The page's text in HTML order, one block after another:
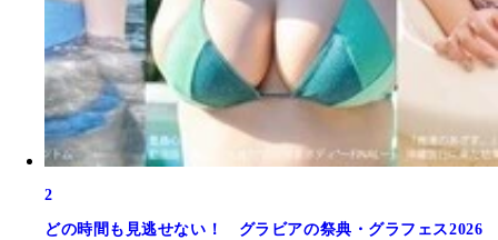
2
どの時間も見逃せない！ グラビアの祭典・グラフェス2026